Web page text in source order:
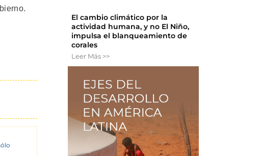
El cambio climático por la
actividad humana, y no El Niño,
impulsa el blanqueamiento de
corales
Leer Más >>